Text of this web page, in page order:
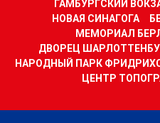
ГАМБУРГСКИЙ
НОВАЯ СИНАГОГА
МЕМОРИАЛ
ДВОРЕЦ
НАРОДНЫЙ ПАРК
ЦЕНТР